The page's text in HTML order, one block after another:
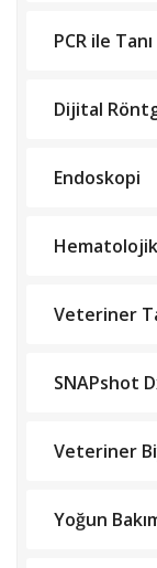
PCR ile Tanı
Dijital
Endoskopi
Veteriner
SNAPshot
Veteriner
Yoğun